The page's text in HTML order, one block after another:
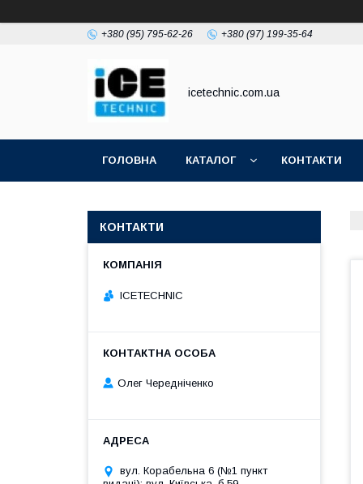
+380 (95) 795-62-26 +380 (97) 199-35-64
icetechnic.com.ua
ГОЛОВНА КАТАЛОГ КОНТАКТИ
КОНТАКТИ
ICETECHNIC
Олег Чередніченко
вул. Корабельна 6 (№1 пункт